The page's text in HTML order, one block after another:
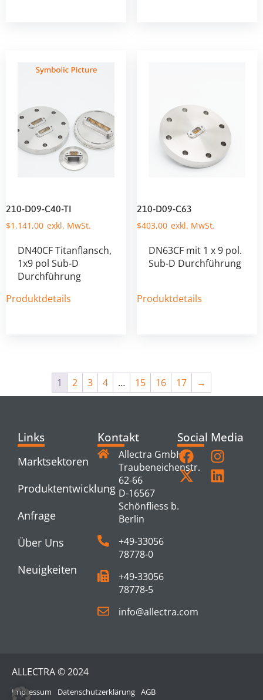
210-D09-C40-TI
$1.141,00
DN40CF Titanflansch,
1x9 pol Sub-D
Durchführung
Produktdetails
210-D09-C63
$403,00
DN63CF mit 1 x 9 pol.
Sub-D Durchführung
Produktdetails
1 2 3 4 … 15 16 17 →
Links
Marktsektoren
Produktentwicklung
Anfrage
Über Uns
Neuigkeiten
Kontakt
Allectra GmbH
Traubeneichenstr.
62-66
D-16567
Schönfliess b.
Berlin
+49-33056
78778-0
+49-33056
78778-5
info@allectra.com
Social Media
ALLECTRA © 2024
Impressum Datenschutzerklärung AGB